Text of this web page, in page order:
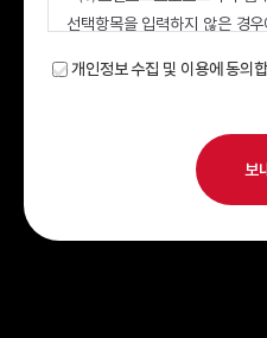
선택항목을 입력하지 않은 경
2. 개인정보의 수집 및 이용 목
목적으로 개인정보를 활용합니
2.2 마케팅, 광고에의 활용 이
여기회 제공, 회원의 서비스 이
용되지 않으며 이용 목적이 변
개인정보 수집 및 이용에 동의
보